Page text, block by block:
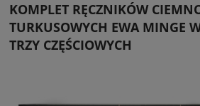
KOMPLET RĘCZNIKÓW
TURKUSOWYCH EWA MINGE
TRZY CZĘŚCIOWYCH